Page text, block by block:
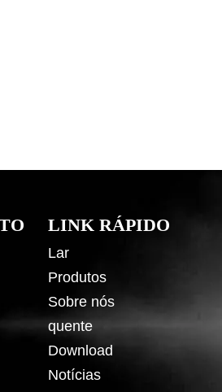
LINK RÁPIDO
Lar
Produtos
Sobre nós
quente
Download
Notícias